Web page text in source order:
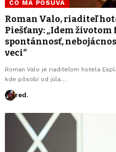
ČO MA POSÚVA
Roman Valo, riaditeľ
Piešťany: „Idem životom
spontánnosť,
veci“
Roman Valo je riaditeľom hotela
kde pôsobí od júla…
red.